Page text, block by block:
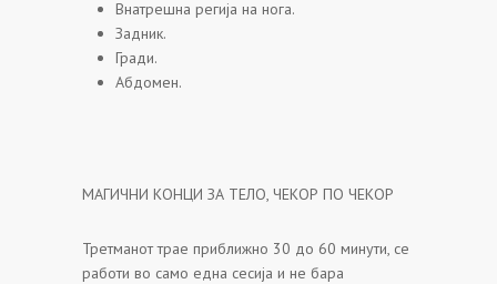
Внатрешна регија на нога.
Задник.
Гради.
Абдомен.
МАГИЧНИ КОНЦИ ЗА ТЕЛО, ЧЕКОР ПО ЧЕКОР
Третманот трае приближно 30 до 60 минути, се
работи во само една сесија и не бара